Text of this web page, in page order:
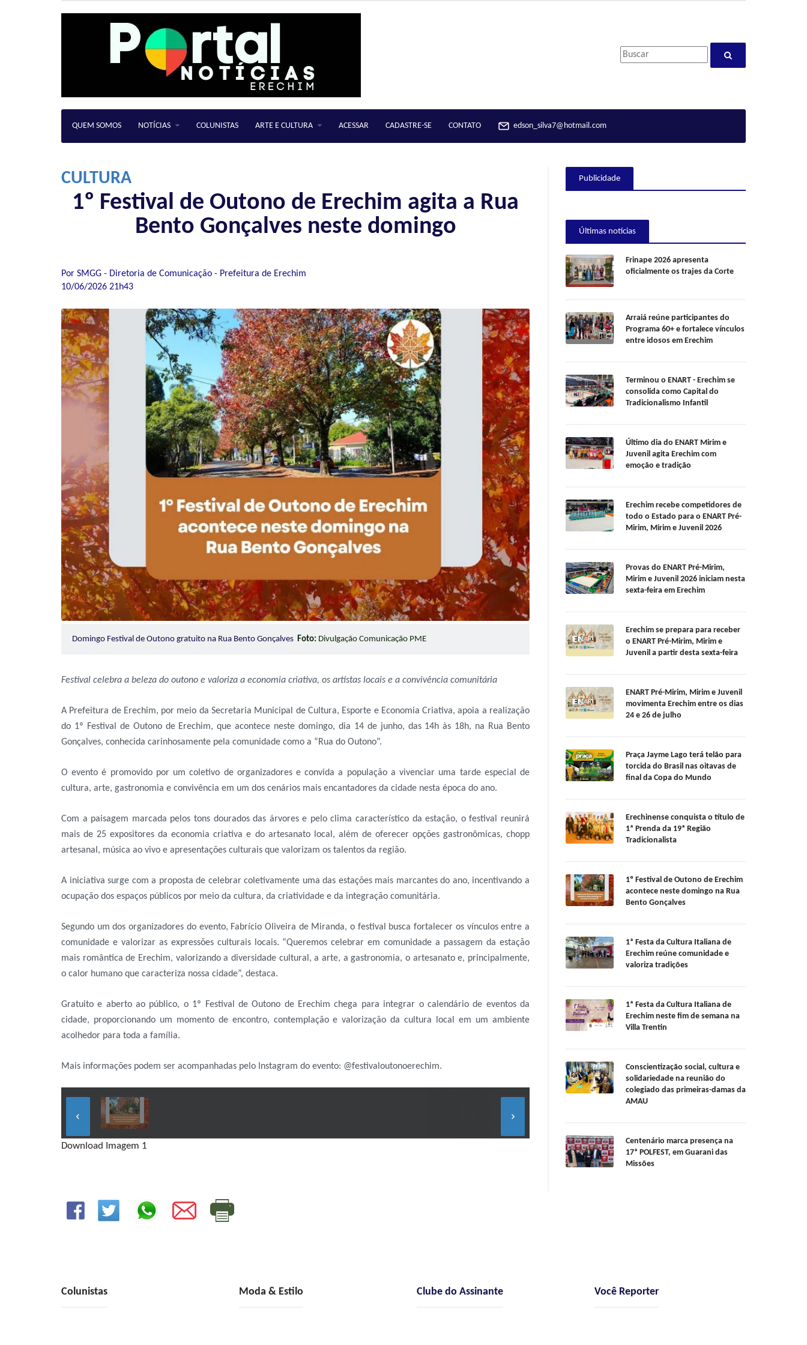
QUEM SOMOS NOTÍCIAS COLUNISTAS ARTE E CULTURA ACESSAR CADASTRE-SE CONTATO edson_silva7@hotmail.com
CULTURA
1º Festival de Outono de Erechim agita a Rua
Bento Gonçalves neste domingo
Por SMGG - Diretoria de Comunicação - Prefeitura de Erechim
10/06/2026 21h43
Domingo Festival de Outono gratuito na Rua Bento Gonçalves Foto: Divulgação Comunicação PME
Festival celebra a beleza do outono e valoriza a economia criativa, os artistas locais e a convivência comunitária
A Prefeitura de Erechim, por meio da Secretaria Municipal de Cultura, Esporte e Economia Criativa, apoia a realização
do 1º Festival de Outono de Erechim, que acontece neste domingo, dia 14 de junho, das 14h às 18h, na Rua Bento
Gonçalves, conhecida carinhosamente pela comunidade como a “Rua do Outono”.
O evento é promovido por um coletivo de organizadores e convida a população a vivenciar uma tarde especial de
cultura, arte, gastronomia e convivência em um dos cenários mais encantadores da cidade nesta época do ano.
Com a paisagem marcada pelos tons dourados das árvores e pelo clima característico da estação, o festival reunirá
mais de 25 expositores da economia criativa e do artesanato local, além de oferecer opções gastronômicas, chopp
artesanal, música ao vivo e apresentações culturais que valorizam os talentos da região.
A iniciativa surge com a proposta de celebrar coletivamente uma das estações mais marcantes do ano, incentivando a
ocupação dos espaços públicos por meio da cultura, da criatividade e da integração comunitária.
Segundo um dos organizadores do evento, Fabrício Oliveira de Miranda, o festival busca fortalecer os vínculos entre a
comunidade e valorizar as expressões culturais locais. “Queremos celebrar em comunidade a passagem da estação
mais romântica de Erechim, valorizando a diversidade cultural, a arte, a gastronomia, o artesanato e, principalmente,
o calor humano que caracteriza nossa cidade”, destaca.
Gratuito e aberto ao público, o 1º Festival de Outono de Erechim chega para integrar o calendário de eventos da
cidade, proporcionando um momento de encontro, contemplação e valorização da cultura local em um ambiente
acolhedor para toda a família.
Mais informações podem ser acompanhadas pelo Instagram do evento: @festivaloutonoerechim.
keyboard_arrow_left keyboard_arrow_right
Download Imagem 1
Publicidade
Últimas notícias
Frinape 2026 apresenta
oficialmente os trajes da Corte
Arraiá reúne participantes do
Programa 60+ e fortalece vínculos
entre idosos em Erechim
Terminou o ENART - Erechim se
consolida como Capital do
Tradicionalismo Infantil
Último dia do ENART Mirim e
Juvenil agita Erechim com
emoção e tradição
Erechim recebe competidores de
todo o Estado para o ENART Pré-
Mirim, Mirim e Juvenil 2026
Provas do ENART Pré-Mirim,
Mirim e Juvenil 2026 iniciam nesta
sexta-feira em Erechim
Erechim se prepara para receber
o ENART Pré-Mirim, Mirim e
Juvenil a partir desta sexta-feira
ENART Pré-Mirim, Mirim e Juvenil
movimenta Erechim entre os dias
24 e 26 de julho
Praça Jayme Lago terá telão para
torcida do Brasil nas oitavas de
final da Copa do Mundo
Erechinense conquista o título de
1ª Prenda da 19ª Região
Tradicionalista
1º Festival de Outono de Erechim
acontece neste domingo na Rua
Bento Gonçalves
1ª Festa da Cultura Italiana de
Erechim reúne comunidade e
valoriza tradições
1ª Festa da Cultura Italiana de
Erechim neste fim de semana na
Villa Trentin
Conscientização social, cultura e
solidariedade na reunião do
colegiado das primeiras-damas da
AMAU
Centenário marca presença na
17ª POLFEST, em Guarani das
Missões
Colunistas Moda & Estilo Clube do Assinante Você Reporter